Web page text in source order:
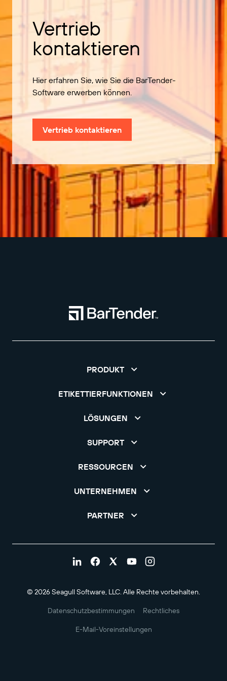
Vertrieb
kontaktieren
Hier erfahren Sie, wie Sie die BarTender-
Software erwerben können.
Vertrieb kontaktieren
PRODUKT
ETIKETTIERFUNKTIONEN
LÖSUNGEN
SUPPORT
RESSOURCEN
UNTERNEHMEN
PARTNER
© 2026 Seagull Software, LLC. Alle Rechte vorbehalten.
Datenschutzbestimmungen Rechtliches
E-Mail-Voreinstellungen